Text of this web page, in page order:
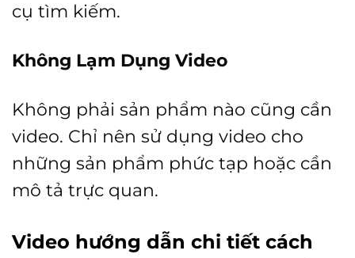
cụ tìm kiếm.
Không Lạm Dụng Video
Không phải sản phẩm nào cũng cần
video. Chỉ nên sử dụng video cho
những sản phẩm phức tạp hoặc cần
mô tả trực quan.
Video hướng dẫn chi tiết cách